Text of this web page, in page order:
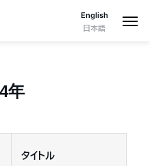
English
日本語
年
タイトル